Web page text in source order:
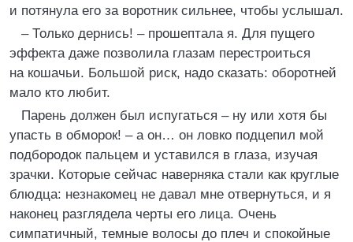
и потянула его за воротник сильнее, чтобы услышал.
– Только дернись! – прошептала я. Для пущего
эффекта даже позволила глазам перестроиться
на кошачьи. Большой риск, надо сказать: оборотней
мало кто любит.
Парень должен был испугаться – ну или хотя бы
упасть в обморок! – а он… он ловко подцепил мой
подбородок пальцем и уставился в глаза, изучая
зрачки. Которые сейчас наверняка стали как круглые
блюдца: незнакомец не давал мне отвернуться, и я
наконец разглядела черты его лица. Очень
симпатичный, темные волосы до плеч и спокойные